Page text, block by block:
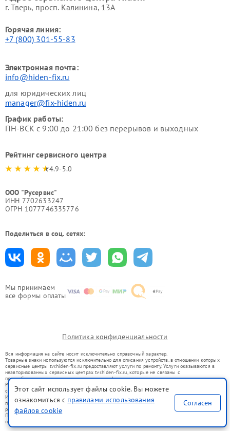
Мы принимаем
все формы оплаты
г. Тверь, просп. Калинина, 13А
Горячая линия:
+7 (800) 301-55-83
Электронная почта:
info@hiden-fix.ru
для юридических лиц
manager@fix-hiden.ru
График работы:
ПН-ВСК с 9:00 до 21:00 без перерывов и выходных
Рейтинг сервисного центра
4.9-5.0
ООО "Русервис"
ИНН 7702633247
ОГРН 1077746335776
Поделиться в соц. сетях:
Политика конфиденциальности
Вся информация на сайте носит исключительно справочный характер.
Товарные знаки используются исключительно для описания устройств, в отношении которых
сервисные центры tvr.hiden-fix.ru предоставляют услуги по ремонту. Услуги оказываются в
неавторизованных сервисных центрах tvr.hiden-fix.ru, которые не связаны с
правообладателями товарных знаков или их официальными представителями.
Ремонт осуществляется для устройств, уже введенных в гражданский оборот в соответствии
со статьей 1487 ГК РФ.
Использование товарных знаков не преследует цели индивидуализации услуг или введения
потребителей в заблуждение, а служит для информирования о предоставляемых услугах по
ремонту техники указанных брендов.
Представленная на сайте информация не является публичной офертой, определяемой
положениями Статьи 437(2) Гражданского кодекса РФ
Этот сайт использует файлы cookie. Вы можете
ознакомиться с правилами использования
файлов cookie
Согласен